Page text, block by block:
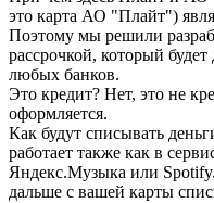
это карта АО "Плайт")
Поэтому мы решили
рассрочкой, который
любых банков.
Это кредит? Нет, это не
оформляется.
Как будут списывать
работает также как в
Яндекс.Музыка или
дальше с вашей карты